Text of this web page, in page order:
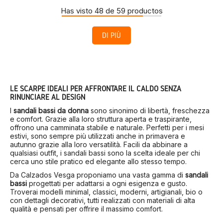
Has visto 48 de 59 productos
DI PIÙ
LE SCARPE IDEALI PER AFFRONTARE IL CALDO SENZA
RINUNCIARE AL DESIGN
I sandali bassi da donna sono sinonimo di libertà, freschezza
e comfort. Grazie alla loro struttura aperta e traspirante,
offrono una camminata stabile e naturale. Perfetti per i mesi
estivi, sono sempre più utilizzati anche in primavera e
autunno grazie alla loro versatilità. Facili da abbinare a
qualsiasi outfit, i sandali bassi sono la scelta ideale per chi
cerca uno stile pratico ed elegante allo stesso tempo.
Da Calzados Vesga proponiamo una vasta gamma di sandali
bassi progettati per adattarsi a ogni esigenza e gusto.
Troverai modelli minimal, classici, moderni, artigianali, bio o
con dettagli decorativi, tutti realizzati con materiali di alta
qualità e pensati per offrire il massimo comfort.